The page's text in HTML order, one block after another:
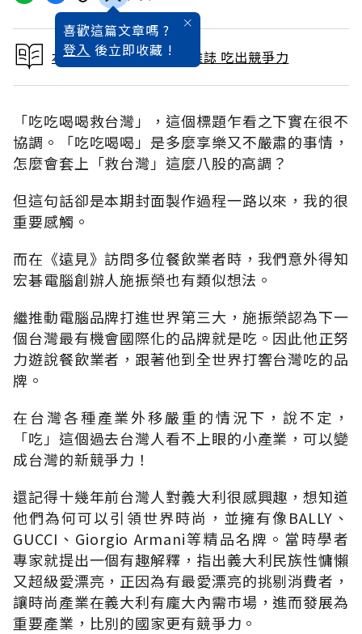
喜歡這篇文章嗎 ?
登入 後立即收藏 !
本文出自 2007 / 6月號雜誌 吃出競爭力
「吃吃喝喝救台灣」，這個標題乍看之下實在很不
協調。「吃吃喝喝」是多麼享樂又不嚴肅的事情，
怎麼會套上「救台灣」這麼八股的高調？
但這句話卻是本期封面製作過程一路以來，我的很
重要感觸。
而在《遠見》訪問多位餐飲業者時，我們意外得知
宏碁電腦創辦人施振榮也有類似想法。
繼推動電腦品牌打進世界第三大，施振榮認為下一
個台灣最有機會國際化的品牌就是吃。因此他正努
力遊說餐飲業者，跟著他到全世界打響台灣吃的品
牌。
在台灣各種產業外移嚴重的情況下，說不定，
「吃」這個過去台灣人看不上眼的小產業，可以變
成台灣的新競爭力！
還記得十幾年前台灣人對義大利很感興趣，想知道
他們為何可以引領世界時尚，並擁有像BALLY、
GUCCI、Giorgio Armani等精品名牌。當時學者
專家就提出一個有趣解釋，指出義大利民族性慵懶
又超級愛漂亮，正因為有最愛漂亮的挑剔消費者，
讓時尚產業在義大利有龐大內需市場，進而發展為
重要產業，比別的國家更有競爭力。